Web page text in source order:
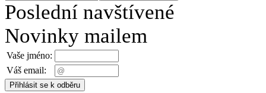
Poslední navštívené
Novinky mailem
Vaše jméno:
Váš email: